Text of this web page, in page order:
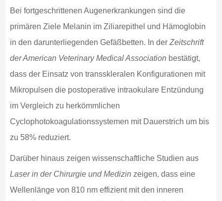
Bei fortgeschrittenen Augenerkrankungen sind die
primären Ziele Melanin im Ziliarepithel und Hämoglobin
in den darunterliegenden Gefäßbetten. In der Zeitschrift
der American Veterinary Medical Association bestätigt,
dass der Einsatz von transskleralen Konfigurationen mit
Mikropulsen die postoperative intraokulare Entzündung
im Vergleich zu herkömmlichen
Cyclophotokoagulationssystemen mit Dauerstrich um bis
zu 58% reduziert.
Darüber hinaus zeigen wissenschaftliche Studien aus
Laser in der Chirurgie und Medizin zeigen, dass eine
Wellenlänge von 810 nm effizient mit den inneren